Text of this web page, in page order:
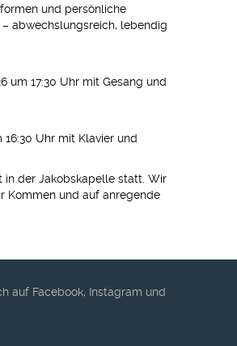
und persönliche
abwechslungsreich, lebendig
um 17:30 Uhr mit Gesang und
16:30 Uhr mit Klavier und
in der Jakobskapelle statt. Wir
Kommen und auf anregende
auf Facebook, Instagram und